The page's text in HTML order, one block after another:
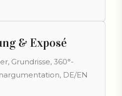
& Exposé
Grundrisse, 360°-
DE/EN